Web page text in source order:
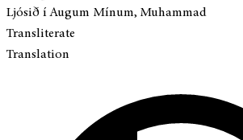
Ljósið í Augum Mínum, Muhammad
Transliterate
Translation